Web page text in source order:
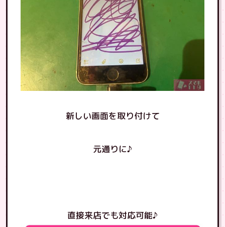
新しい画面を取り付けて
元通りに♪
直接来店でも対応可能♪